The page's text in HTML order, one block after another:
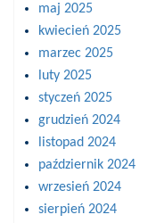
maj 2025
kwiecień 2025
marzec 2025
luty 2025
styczeń 2025
grudzień 2024
listopad 2024
październik 2024
wrzesień 2024
sierpień 2024